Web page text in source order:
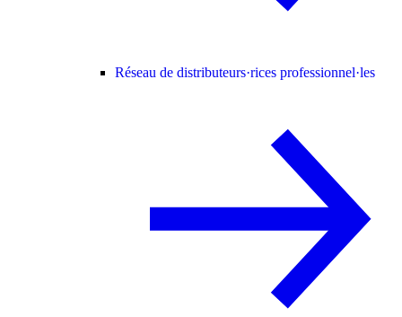
Réseau de distributeurs·rices professionnel·les